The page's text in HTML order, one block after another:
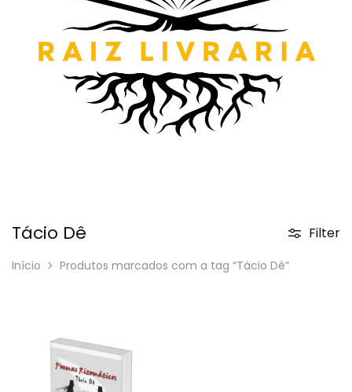
Tácio Dê
Início Produtos marcados com a tag “Tácio Dê”
Filter